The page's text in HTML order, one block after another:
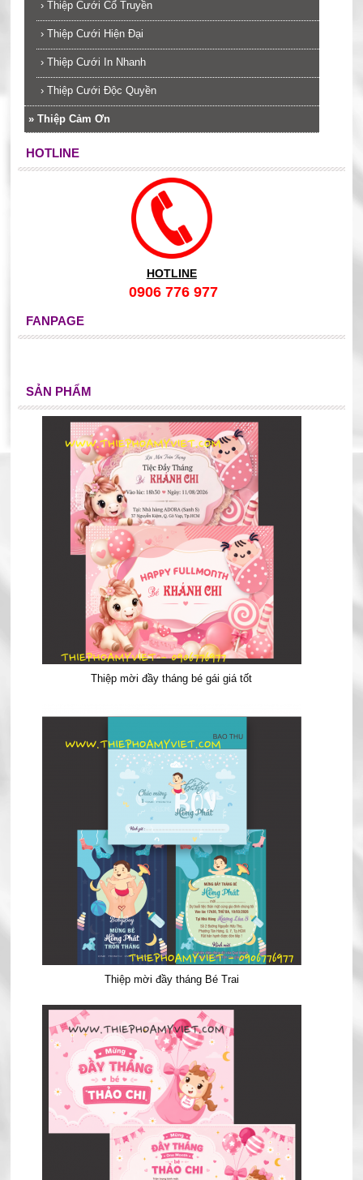
› Thiệp Cưới Cổ Truyền
› Thiệp Cưới Hiện Đại
› Thiệp Cưới In Nhanh
› Thiệp Cưới Độc Quyền
» Thiệp Cảm Ơn
HOTLINE
HOTLINE
0906 776 977
FANPAGE
SẢN PHẨM
Thiệp mời đầy tháng bé gái giá tốt
Thiệp mời đầy tháng Bé Trai